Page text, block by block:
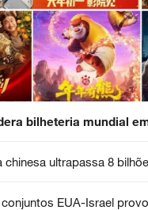
bilheteria mundial
chinesa ultrapassa 8
EUA-Israel